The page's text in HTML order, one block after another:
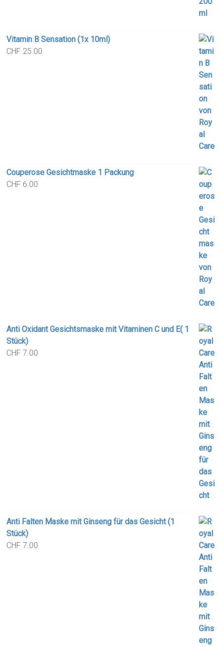
Vitamin B Sensation (1x 10ml)
CHF 25.00
Couperose Gesichtmaske 1 Packung
CHF 6.00
Anti Oxidant Gesichtsmaske mit Vitaminen C und E( 1
Stück)
CHF 7.00
Anti Falten Maske mit Ginseng für das Gesicht (1
Stück)
CHF 7.00